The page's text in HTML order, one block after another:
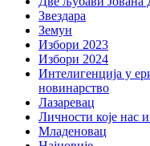
Звездара
Земун
Избори 2023
Избори 2024
Интелигенција у
новинарство
Лазаревац
Личности које нас
Младеновац